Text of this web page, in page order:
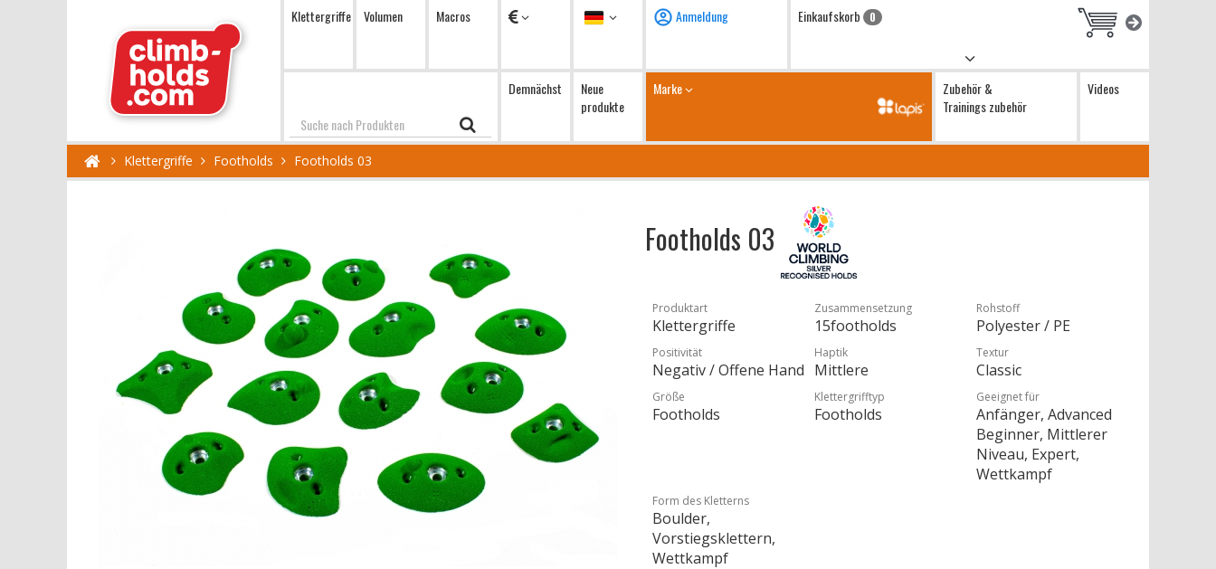
Klettergriffe Volumen Macros Währung Sprache Anmeldung Einkaufskorb 0
Suchen
Demnächst
Neue
produkte
Marke
Zubehör &
Trainings zubehör
Videos
Klettergriffe Footholds Footholds 03
Footholds 03
Produktart
Klettergriffe
Zusammensetzung
15footholds
Rohstoff
Polyester / PE
Positivität
Negativ / Offene Hand
Haptik
Mittlere
Textur
Classic
Größe
Footholds
Klettergrifftyp
Footholds
Geeignet für
Anfänger, Advanced
Beginner, Mittlerer
Niveau, Expert,
Wettkampf
Form des Kletterns
Boulder,
Vorstiegsklettern,
Wettkampf